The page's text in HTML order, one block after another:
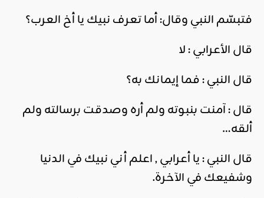
فتبسّم النبي وقال: أما تعرف نبيك يا أخ العرب؟
قال الأعرابي : لا
قال النبي : فما إيمانك به؟
قال : آمنت بنبوته ولم أره وصدقت برسالته ولم
ألقه…
قال النبي : يا أعرابي , اعلم أني نبيك في الدنيا
وشفيعك في الآخرة.